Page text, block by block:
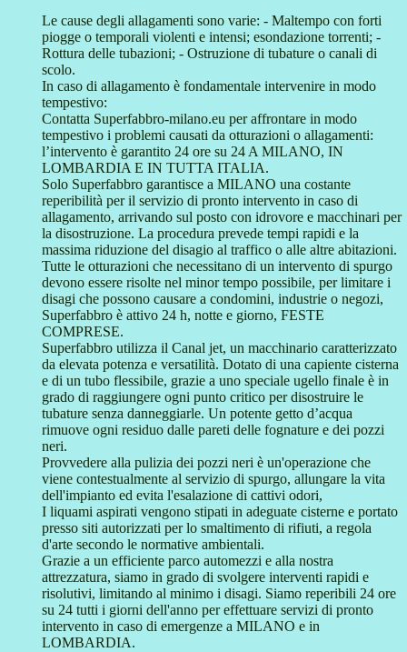
Le cause degli allagamenti sono varie: - Maltempo con forti
piogge o temporali violenti e intensi; esondazione torrenti; -
Rottura delle tubazioni; - Ostruzione di tubature o canali di
scolo.
In caso di allagamento è fondamentale intervenire in modo
tempestivo:
Contatta Superfabbro-milano.eu per affrontare in modo
tempestivo i problemi causati da otturazioni o allagamenti:
l’intervento è garantito 24 ore su 24 A MILANO, IN
LOMBARDIA E IN TUTTA ITALIA.
Solo Superfabbro garantisce a MILANO una costante
reperibilità per il servizio di pronto intervento in caso di
allagamento, arrivando sul posto con idrovore e macchinari per
la disostruzione. La procedura prevede tempi rapidi e la
massima riduzione del disagio al traffico o alle altre abitazioni.
Tutte le otturazioni che necessitano di un intervento di spurgo
devono essere risolte nel minor tempo possibile, per limitare i
disagi che possono causare a condomini, industrie o negozi,
Superfabbro è attivo 24 h, notte e giorno, FESTE
COMPRESE.
Superfabbro utilizza il Canal jet, un macchinario caratterizzato
da elevata potenza e versatilità. Dotato di una capiente cisterna
e di un tubo flessibile, grazie a uno speciale ugello finale è in
grado di raggiungere ogni punto critico per disostruire le
tubature senza danneggiarle. Un potente getto d’acqua
rimuove ogni residuo dalle pareti delle fognature e dei pozzi
neri.
Provvedere alla pulizia dei pozzi neri è un'operazione che
viene contestualmente al servizio di spurgo, allungare la vita
dell'impianto ed evita l'esalazione di cattivi odori,
I liquami aspirati vengono stipati in adeguate cisterne e portato
presso siti autorizzati per lo smaltimento di rifiuti, a regola
d'arte secondo le normative ambientali.
Grazie a un efficiente parco automezzi e alla nostra
attrezzatura, siamo in grado di svolgere interventi rapidi e
risolutivi, limitando al minimo i disagi. Siamo reperibili 24 ore
su 24 tutti i giorni dell'anno per effettuare servizi di pronto
intervento in caso di emergenze a MILANO e in
LOMBARDIA.